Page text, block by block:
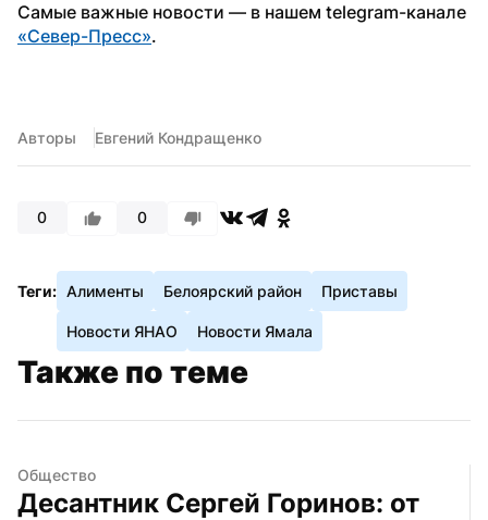
«Север-Пресс».
Авторы Евгений Кондращенко
0 0
Теги: Алименты Белоярский район Приставы
Новости ЯНАО Новости Ямала
Также по теме
Общество
Десантник Сергей Горинов: от